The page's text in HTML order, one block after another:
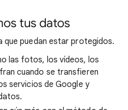
tus datos
que puedan estar protegidos.
las fotos, los vídeos, los
cuando se transfieren
servicios de Google y